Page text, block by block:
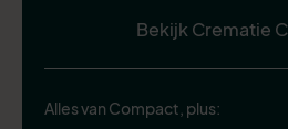
Bekijk Crematie
Alles van Compact, plus: